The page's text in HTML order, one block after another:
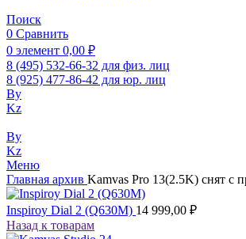
Поиск
0 Сравнить
0 элемент 0,00 ₽
8 (495) 532-66-32 для физ. лиц
8 (925) 477-86-42 для юр. лиц
By
Kz
By
Kz
Меню
Главная архив Kamvas Pro 13(2.5K) снят с
Inspiroy Dial 2 (Q630M) 14 999,00 ₽
Назад к товарам